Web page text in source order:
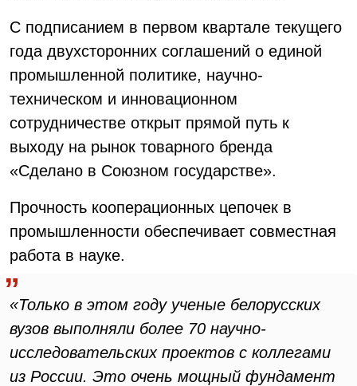
С подписанием в первом квартале текущего
года двухсторонних соглашений о единой
промышленной политике, научно-
техническом и инновационном
сотрудничестве открыт прямой путь к
выходу на рынок товарного бренда
«Сделано в Союзном государстве».
Прочность кооперационных цепочек в
промышленности обеспечивает совместная
работа в науке.
«Только в этом году ученые белорусских
вузов выполняли более 70 научно-
исследовательских проектов с коллегами
из России. Это очень мощный фундамент